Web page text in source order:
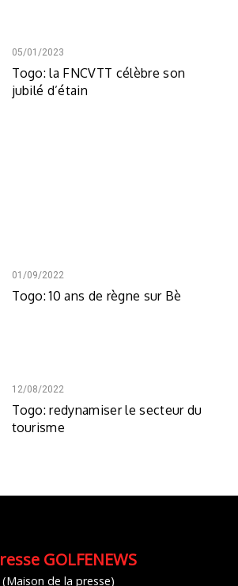
05/01/2023
Togo: la FNCVTT célèbre son
jubilé d’étain
01/09/2022
Togo: 10 ans de règne sur Bè
12/08/2022
Togo: redynamiser le secteur du
tourisme
GOLFENEWS
de la presse)